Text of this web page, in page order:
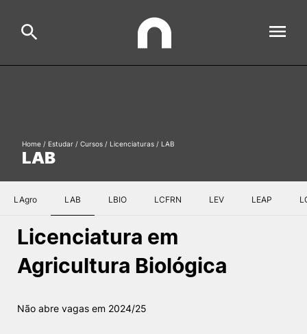
Serviços à comunidade
International Relations
Formative Offer
LAB
Home / Estudar / Cursos / Licenciaturas / LAB
LAgro LAB LBIO LCFRN LEV LEAP
Licenciatura em
Agricultura Biológica
Não abre vagas em 2024/25